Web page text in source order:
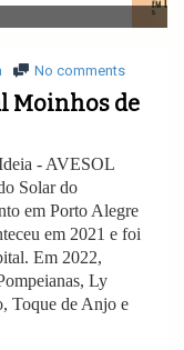
No comments
Moinhos de
- AVESOL
Solar do
em Porto Alegre
em 2021 e foi
Em 2022,
Ly
Toque de Anjo e